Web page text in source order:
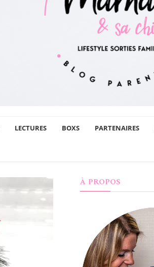
LECTURES BOXS PARTENAIRES
À PROPOS